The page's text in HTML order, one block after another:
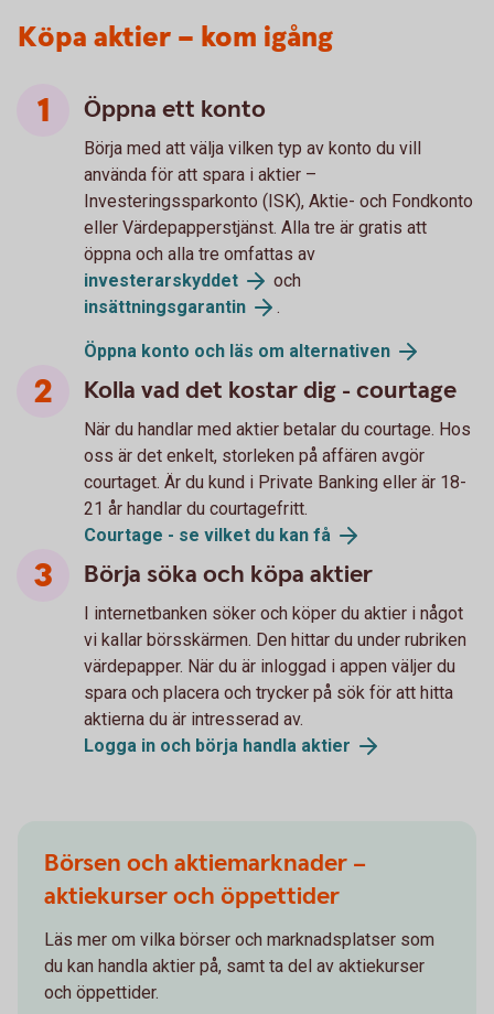
Köpa aktier – kom igång
Öppna ett konto
Börja med att välja vilken typ av konto du vill
använda för att spara i aktier –
Investeringssparkonto (ISK), Aktie- och Fondkonto
eller Värdepapperstjänst. Alla tre är gratis att
öppna och alla tre omfattas av
investerarskyddet
och
insättningsgarantin
.
Öppna konto och läs om alternativen
Kolla vad det kostar dig - courtage
När du handlar med aktier betalar du courtage. Hos
oss är det enkelt, storleken på affären avgör
courtaget. Är du kund i Private Banking eller är 18-
21 år handlar du courtagefritt.
Courtage - se vilket du kan få
Börja söka och köpa aktier
I internetbanken söker och köper du aktier i något
vi kallar börsskärmen. Den hittar du under rubriken
värdepapper. När du är inloggad i appen väljer du
spara och placera och trycker på sök för att hitta
aktierna du är intresserad av.
Logga in och börja handla aktier
Börsen och aktiemarknader –
aktiekurser och öppettider
Läs mer om vilka börser och marknadsplatser som
du kan handla aktier på, samt ta del av aktiekurser
och öppettider.